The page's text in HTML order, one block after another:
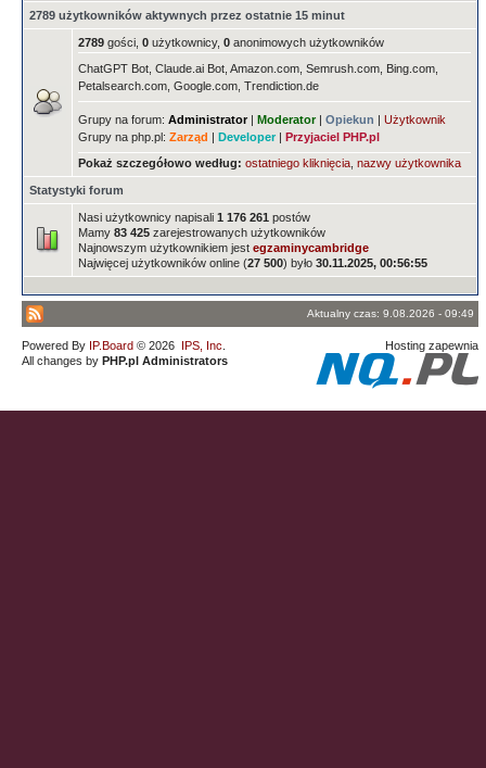
2789 użytkowników aktywnych przez ostatnie 15 minut
2789 gości, 0 użytkownicy, 0 anonimowych użytkowników
ChatGPT Bot, Claude.ai Bot, Amazon.com, Semrush.com, Bing.com,
Petalsearch.com, Google.com, Trendiction.de
Grupy na forum: Administrator| Moderator| Opiekun | Użytkownik
Grupy na php.pl: Zarząd | Developer| Przyjaciel PHP.pl
Pokaż szczegółowo według: ostatniego kliknięcia nazwy użytkownika
Statystyki forum
Nasi użytkownicy napisali 1 176 261 postów
Mamy 83 425 zarejestrowanych użytkowników
Najnowszym użytkownikiem jest egzaminycambridge
Najwięcej użytkowników online (27 500) było 30.11.2025, 00:56:55
Aktualny czas: 9.08.2026 - 09:49
Powered By IP.Board © 2026 IPS, Inc
All changes by PHP.pl Administrators
Hosting zapewnia